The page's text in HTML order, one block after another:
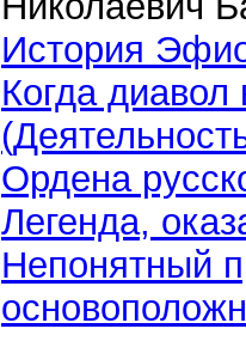
История
Когда
Ордена
Легенда,
Непонятный